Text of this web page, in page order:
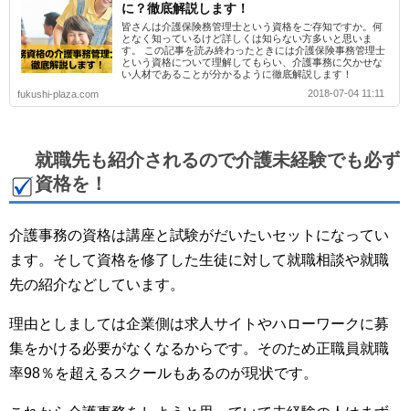
に？徹底解説します！
皆さんは介護保険務管理士という資格をご存知ですか。何
となく知っているけど詳しくは知らない方多いと思いま
す。 この記事を読み終わったときには介護保険事務管理士
という資格について理解してもらい、介護事務に欠かせな
い人材であることが分かるように徹底解説します！
fukushi-plaza.com
2018-07-04 11:11
就職先も紹介されるので介護未経験でも必ず
資格を！
介護事務の資格は講座と試験がだいたいセットになってい
ます。そして資格を修了した生徒に対して就職相談や就職
先の紹介などしています。
理由としましては企業側は求人サイトやハローワークに募
集をかける必要がなくなるからです。そのため正職員就職
率98％を超えるスクールもあるのが現状です。